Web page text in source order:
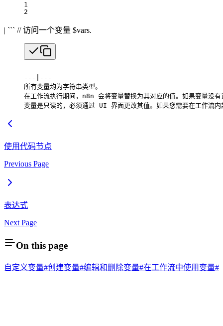
1
2
| ``` // 访问一个变量 $vars.
---|---
所有变量均为字符串类型。
在工作流执行期间，n8n 会将变量替换为其对应的值。如果变量
变量是只读的，必须通过 UI 界面更改其值。如果您需要在工作
使用代码节点
Previous Page
表达式
Next Page
On this page
自定义变量#创建变量#编辑和删除变量#在工作流中使用变量#